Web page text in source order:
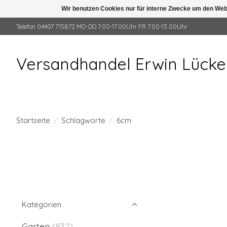
Telefon 04407 715872 MO-DO 7.00-17.00Uhr FR 7.00-13.00Uhr
Versandhandel Erwin
Startseite / Schlagworte / 6cm
Kategorien
Wir benutzen Cookies nur für interne Zwecke um den